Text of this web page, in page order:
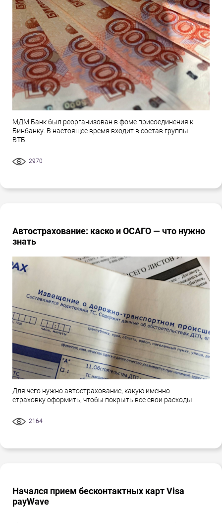
МДМ Банк был реорганизован в фоме присоединения к
Бинбанку. В настоящее время входит в состав группы
ВТБ.
2970
Автострахование: каско и ОСАГО — что нужно
знать
Для чего нужно автострахование, какую именно
страховку оформить, чтобы покрыть все свои расходы.
2164
Начался прием бесконтактных карт Visa
payWave